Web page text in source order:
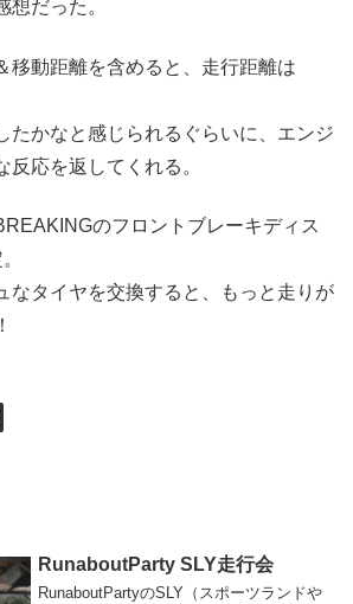
想だった。
移動距離を含めると、走行距離は
たかなと感じられるぐらいに、エンジ
反応を返してくれる。
のフロントブレーキディス
なタイヤを交換すると、もっと走りが
RunaboutParty SLY走行会
RunaboutPartyのSLY（スポーツランドや